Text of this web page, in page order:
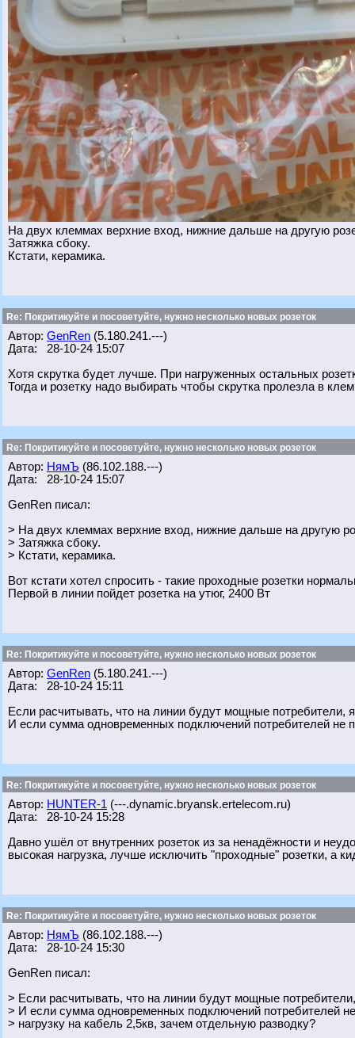
На двух клеммах верхние вход, нижние дальше на другую
Затяжка сбоку.
Кстати, керамика.
Re: Покритикуйте и посоветуйте, нужно несколько новых розеток
Автор: GenRen (5.180.241.---)
Дата: 28-10-24 15:07
Хотя скрутка будет лучше. При нагруженных остальных
Тогда и розетку надо выбирать чтобы скрутка пролезла в
Re: Покритикуйте и посоветуйте, нужно несколько новых розеток
Автор: НямЪ (86.102.188.---)
Дата: 28-10-24 15:07
GenRen писал:
> На двух клеммах верхние вход, нижние дальше на другую
> Затяжка сбоку.
> Кстати, керамика.
Вот кстати хотел спросить - такие проходные розетки
Первой в линии пойдет розетка на утюг, 2400 Вт
Re: Покритикуйте и посоветуйте, нужно несколько новых розеток
Автор: GenRen (5.180.241.---)
Дата: 28-10-24 15:11
Если расчитывать, что на линии будут мощные потребители,
И если сумма одновременных подключений потребителей не
Re: Покритикуйте и посоветуйте, нужно несколько новых розеток
Автор: HUNTER-1 (---.dynamic.bryansk.ertelecom.ru)
Дата: 28-10-24 15:28
Давно ушёл от внутренних розеток из за ненадёжности и
высокая нагрузка, лучше исключить "проходные" розетки, а
Re: Покритикуйте и посоветуйте, нужно несколько новых розеток
Автор: НямЪ (86.102.188.---)
Дата: 28-10-24 15:30
GenRen писал:
> Если расчитывать, что на линии будут мощные
> И если сумма одновременных подключений потребителей
> нагрузку на кабель 2,5кв, зачем отдельную разводку?